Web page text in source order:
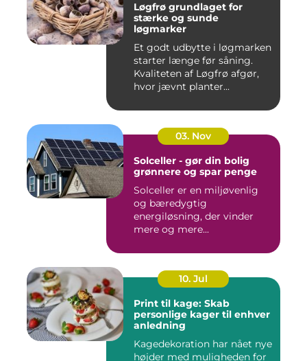
Løgfrø grundlaget for
stærke og sunde
løgmarker
Et godt udbytte i løgmarken
starter længe før såning.
Kvaliteten af Løgfrø afgør,
hvor jævnt planter...
03. Nov
Solceller - gør din bolig
grønnere og spar penge
Solceller er en miljøvenlig
og bæredygtig
energiløsning, der vinder
mere og mere...
10. Jul
Print til kage: Skab
personlige kager til enhver
anledning
Kagedekoration har nået nye
højder med muligheden for